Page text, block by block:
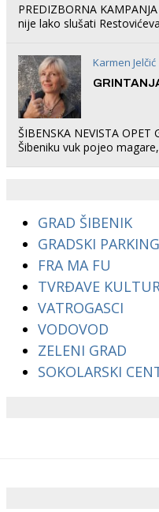
PREDIZBORNA
nije lako slušati
Karmen Jelčić
ŠIBENSKA NEVISTA OPET
Šibeniku vuk pojeo
GRAD ŠIBENIK
GRADSKI PARKING
FRA MA FU
TVRĐAVE
VATROGASCI
VODOVOD
ZELENI GRAD
SOKOLARSKI